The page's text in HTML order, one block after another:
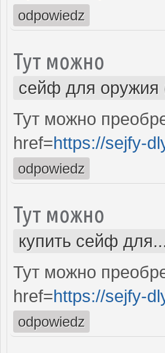
odpowiedz
Тут можно
сейф для оружия
Тут можно
href=https://sejfy-
odpowiedz
Тут можно
купить сейф
Тут можно
href=https://sejfy-
odpowiedz